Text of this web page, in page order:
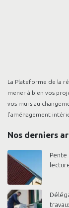
La Plateforme de la
mener à bien vos
vos murs au
l’aménagement
Nos derniers
Pente